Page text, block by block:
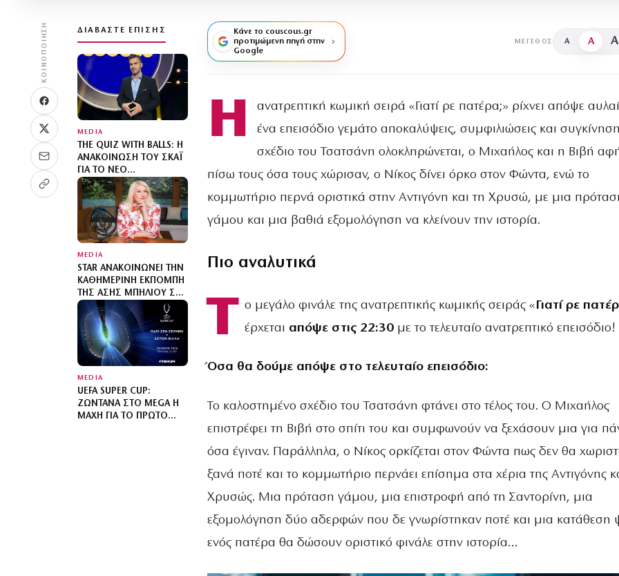
ΚΟΙΝΟΠΟΊΗΣΗ ΔΙΑΒΆΣΤΕ ΕΠΊΣΗΣ
MEDIA
THE QUIZ WITH BALLS: Η
ΑΝΑΚΟΊΝΩΣΗ ΤΟΥ ΣΚΑΪ
ΓΙΑ ΤΟ ΝΈΟ
ΤΗΛΕΠΑΙΧΝΊΔΙ ΜΕ ΤΟΝ
ΓΙΆΝΝΗ ΤΣΙΜΙΤΣΈΛΗ
MEDIA
STAR ΑΝΑΚΟΙΝΏΝΕΙ ΤΗΝ
ΚΑΘΗΜΕΡΙΝΉ ΕΚΠΟΜΠΉ
ΤΗΣ ΆΣΗΣ ΜΠΉΛΙΟΥ ΣΤΟ
«STARS SYSTEM»
MEDIA
UEFA SUPER CUP:
ΖΩΝΤΑΝΆ ΣΤΟ MEGA Η
ΜΆΧΗ ΓΙΑ ΤΟ ΠΡΏΤΟ
Κάνε το couscous.gr
προτιμώμενη πηγή στην
Google
ΜΈΓΕΘΟΣ A A A
Η
ανατρεπτική κωμική σειρά «Γιατί ρε πατέρα;» ρίχνει απόψε
ένα επεισόδιο γεμάτο αποκαλύψεις, συμφιλιώσεις και
σχέδιο του Τσατσάνη ολοκληρώνεται, ο Μιχαήλος και η Βιβή
πίσω τους όσα τους χώρισαν, ο Νίκος δίνει όρκο στον Φώντα, ενώ το
κομμωτήριο περνά οριστικά στην Αντιγόνη και τη Χρυσώ, με μια
γάμου και μια βαθιά εξομολόγηση να κλείνουν την ιστορία.
Πιο αναλυτικά
Τ ο μεγάλο φινάλε της ανατρεπτικής κωμικής σειράς « Γιατί ρε
έρχεται απόψε στις 22:30με το τελευταίο ανατρεπτικό επεισόδιο!
Όσα θα δούμε απόψε στο τελευταίο επεισόδιο:
Το καλοστημένο σχέδιο του Τσατσάνη φτάνει στο τέλος του. Ο Μιχαήλος
επιστρέφει τη Βιβή στο σπίτι του και συμφωνούν να ξεχάσουν μια για
όσα έγιναν. Παράλληλα, ο Νίκος ορκίζεται στον Φώντα πως δεν θα
ξανά ποτέ και το κομμωτήριο περνάει επίσημα στα χέρια της Αντιγόνης
Χρυσώς. Μια πρόταση γάμου, μια επιστροφή από τη Σαντορίνη, μια
εξομολόγηση δύο αδερφών που δε γνωρίστηκαν ποτέ και μια κατάθεση
ενός πατέρα θα δώσουν οριστικό φινάλε στην ιστορία…